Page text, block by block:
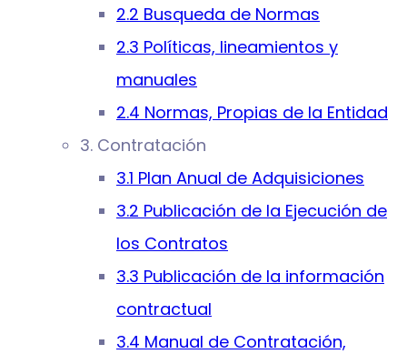
2.2 Busqueda de Normas
2.3 Políticas, lineamientos y
manuales
2.4 Normas, Propias de la Entidad
3. Contratación
3.1 Plan Anual de Adquisiciones
3.2 Publicación de la Ejecución de
los Contratos
3.3 Publicación de la información
contractual
3.4 Manual de Contratación,